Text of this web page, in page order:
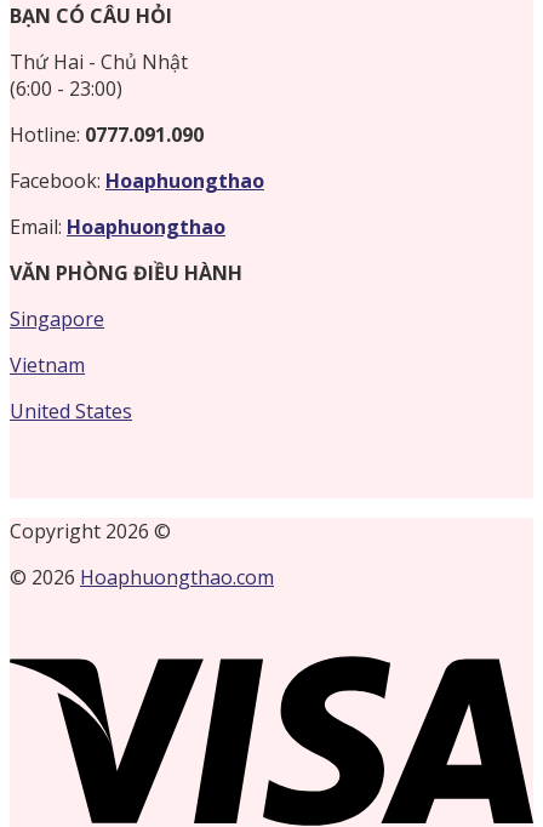
BẠN CÓ CÂU HỎI
Thứ Hai - Chủ Nhật
(6:00 - 23:00)
Hotline: 0777.091.090
Facebook: Hoaphuongthao
Email: Hoaphuongthao
VĂN PHÒNG ĐIỀU HÀNH
Singapore
Vietnam
United States
Copyright 2026 ©
© 2026 Hoaphuongthao.com